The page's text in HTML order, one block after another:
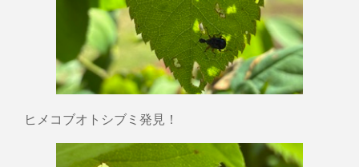
ヒメコブオトシブミ発見！